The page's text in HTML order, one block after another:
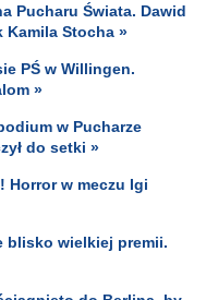
Pucharu Świata. Dawid
Kamila Stocha »
PŚ w Willingen.
»
w Pucharze
do setki »
w meczu Igi
blisko wielkiej premii.